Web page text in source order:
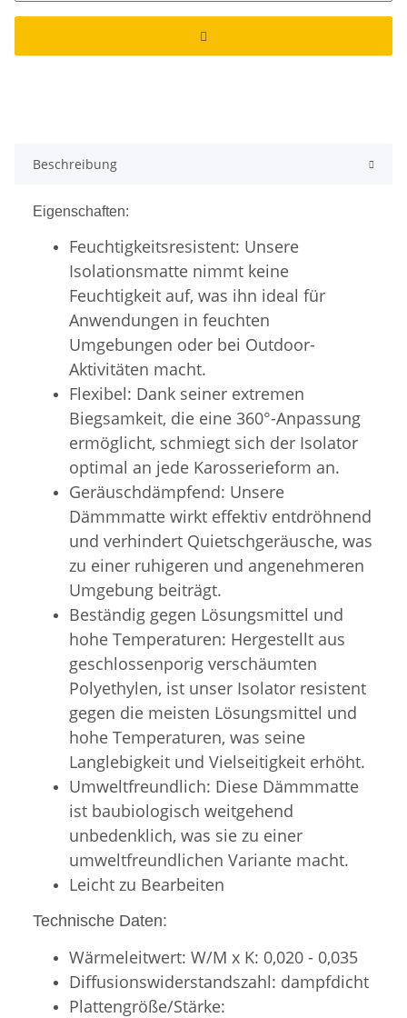
Beschreibung
Eigenschaften:
Feuchtigkeitsresistent: Unsere
Isolationsmatte nimmt keine
Feuchtigkeit auf, was ihn ideal für
Anwendungen in feuchten
Umgebungen oder bei Outdoor-
Aktivitäten macht.
Flexibel: Dank seiner extremen
Biegsamkeit, die eine 360°-Anpassung
ermöglicht, schmiegt sich der Isolator
optimal an jede Karosserieform an.
Geräuschdämpfend: Unsere
Dämmmatte wirkt effektiv entdröhnend
und verhindert Quietschgeräusche, was
zu einer ruhigeren und angenehmeren
Umgebung beiträgt.
Beständig gegen Lösungsmittel und
hohe Temperaturen: Hergestellt aus
geschlossenporig verschäumten
Polyethylen, ist unser Isolator resistent
gegen die meisten Lösungsmittel und
hohe Temperaturen, was seine
Langlebigkeit und Vielseitigkeit erhöht.
Umweltfreundlich: Diese Dämmmatte
ist baubiologisch weitgehend
unbedenklich, was sie zu einer
umweltfreundlichen Variante macht.
Leicht zu Bearbeiten
Technische Daten:
Wärmeleitwert: W/M x K: 0,020 - 0,035
Diffusionswiderstandszahl: dampfdicht
Plattengröße/Stärke: